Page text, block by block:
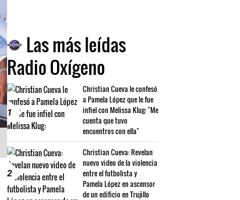
Las más leídas
Radio Oxígeno
1
Christian Cueva le confesó
a Pamela López que le fue
infiel con Melissa Klug: "Me
cuenta que tuvo
encuentros con ella"
2
Christian Cueva: Revelan
nuevo video de la violencia
entre el futbolista y
Pamela López en ascensor
de un edificio en Trujillo